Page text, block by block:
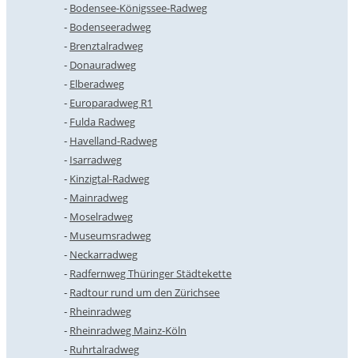
Bodensee-Königssee-Radweg
Bodenseeradweg
Brenztalradweg
Donauradweg
Elberadweg
Europaradweg R1
Fulda Radweg
Havelland-Radweg
Isarradweg
Kinzigtal-Radweg
Mainradweg
Moselradweg
Museumsradweg
Neckarradweg
Radfernweg Thüringer Städtekette
Radtour rund um den Zürichsee
Rheinradweg
Rheinradweg Mainz-Köln
Ruhrtalradweg